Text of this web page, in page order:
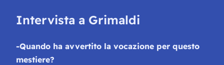
Intervista a Grimaldi
-Quando ha avvertito la vocazione per questo
mestiere?